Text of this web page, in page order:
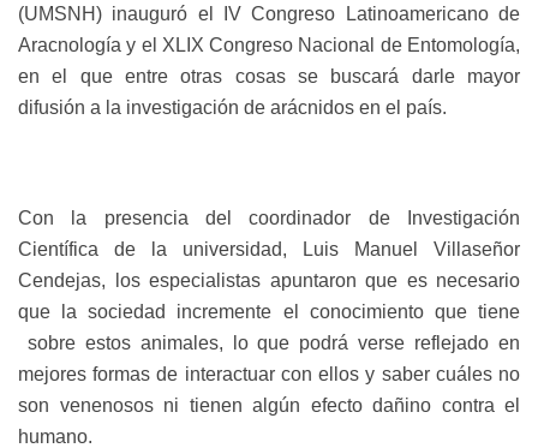
(UMSNH) inauguró el IV Congreso Latinoamericano de
Aracnología y el XLIX Congreso Nacional de Entomología,
en el que entre otras cosas se buscará darle mayor
difusión a la investigación de arácnidos en el país.
Con la presencia del coordinador de Investigación
Científica de la universidad, Luis Manuel Villaseñor
Cendejas, los especialistas apuntaron que es necesario
que la sociedad incremente el conocimiento que tiene
sobre estos animales, lo que podrá verse reflejado en
mejores formas de interactuar con ellos y saber cuáles no
son venenosos ni tienen algún efecto dañino contra el
humano.